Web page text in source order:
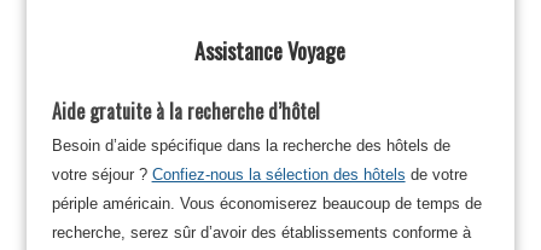
Assistance Voyage
Aide gratuite à la recherche d’hôtel
Besoin d’aide spécifique dans la recherche des hôtels de
votre séjour ? Confiez-nous la sélection des hôtels de votre
périple américain. Vous économiserez beaucoup de temps de
recherche, serez sûr d’avoir des établissements conforme à